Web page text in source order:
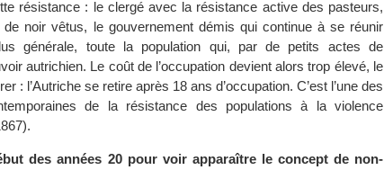
résistance : le clergé avec la résistance active des pasteurs,
noir vêtus, le gouvernement démis qui continue à se réunir
générale, toute la population qui, par de petits actes de
autrichien. Le coût de l’occupation devient alors trop élevé, le
: l’Autriche se retire après 18 ans d’occupation. C’est l’une des
de la résistance des populations à la violence
des années 20 pour voir apparaître le concept de non-